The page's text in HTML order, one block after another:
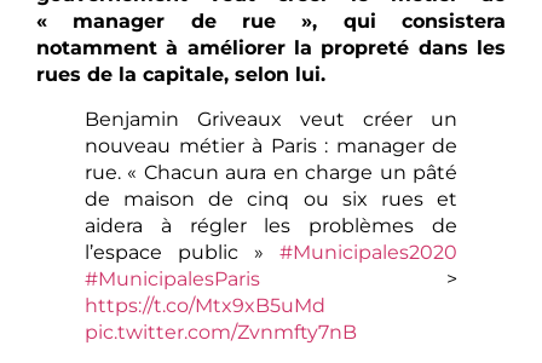
« manager de rue », qui consistera
notamment à améliorer la propreté dans les
rues de la capitale, selon lui.
Benjamin Griveaux veut créer un
nouveau métier à Paris : manager de
rue. « Chacun aura en charge un pâté
de maison de cinq ou six rues et
aidera à régler les problèmes de
l’espace public » #Municipales2020
#MunicipalesParis >
https://t.co/Mtx9xB5uMd
pic.twitter.com/Zvnmfty7nB